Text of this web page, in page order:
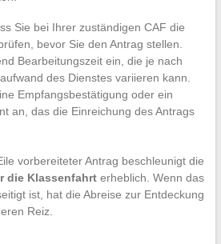
Sie bei Ihrer zuständigen CAF die
bevor Sie den Antrag stellen.
Bearbeitungszeit ein, die je nach
des Dienstes variieren kann.
Empfangsbestätigung oder ein
an, das die Einreichung des Antrags
vorbereiteter Antrag beschleunigt die
die Klassenfahrterheblich. Wenn das
ist, hat die Abreise zur Entdeckung
Reiz.